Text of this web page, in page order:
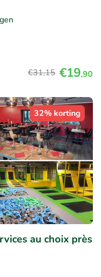
€31,15 €19,90
32% korting
au choix près